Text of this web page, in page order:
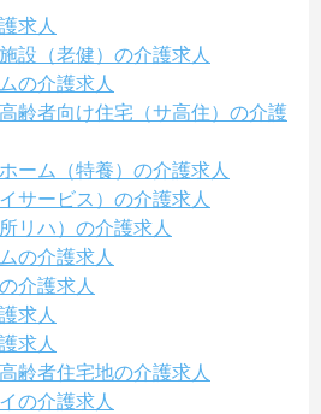
求人
設（老健）の介護求人
の介護求人
齢者向け住宅（サ高住）の介護
ーム（特養）の介護求人
サービス）の介護求人
リハ）の介護求人
の介護求人
介護求人
求人
求人
齢者住宅地の介護求人
の介護求人